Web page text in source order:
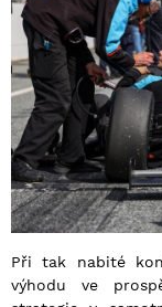
Při tak nabité
výhodu ve